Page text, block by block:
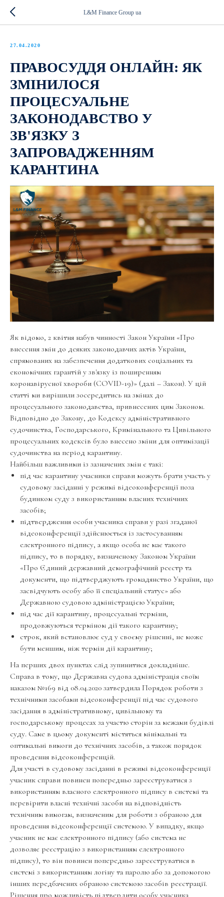
L&M Finance Group ua
27.04.2020
ПРАВОСУДДЯ ОНЛАЙН: ЯК
ЗМІНИЛОСЯ
ПРОЦЕСУАЛЬНЕ
ЗАКОНОДАВСТВО У
ЗВ'ЯЗКУ З
ЗАПРОВАДЖЕННЯМ
КАРАНТИНА
Як відомо, 2 квітня набув чинності Закон України «Про
внесення змін до деяких законодавчих актів України,
спрямованих на забезпечення додаткових соціальних та
економічних гарантій у зв'язку із поширенням
коронавірусної хвороби (COVID-19)» (далі – Закон). У цій
статті ми вирішили зосередитись на змінах до
процесуального законодавства, привнесених цим Законом.
Відповідно до Закону, до Кодексу адміністративного
судочинства, Господарського, Кримінального та Цивільного
процесуальних кодексів було внесено зміни для оптимізації
судочинства на період карантину.
Найбільш важливими із зазначених змін є такі:
під час карантину учасники справи можуть брати участь у
судовому засіданні у режимі відеоконференції поза
будинком суду з використанням власних технічних
засобів;
підтвердження особи учасника справи у разі згаданої
відеоконференції здійснюється із застосуванням
електронного підпису, а якщо особа не має такого
підпису, то в порядку, визначеному Законом України
«Про Єдиний державний демографічний реєстр та
документи, що підтверджують громадянство України, що
засвідчують особу або її спеціальний статус» або
Державною судовою адміністрацією України;
під час дії карантину, процесуальні терміни,
продовжуються терміном дії такого карантину;
строк, який встановлює суд у своєму рішенні, не може
бути меншим, ніж термін дії карантину;
На перших двох пунктах слід зупинитися докладніше.
Справа в тому, що Державна судова адміністрація своїм
наказом №169 від 08.04.2020 затвердила Порядок роботи з
технічними засобами відеоконференції під час судового
засідання в адміністративному, цивільному та
господарському процесах за участю сторін за межами будівлі
суду. Саме в цьому документі містяться мінімальні та
оптимальні вимоги до технічних засобів, а також порядок
проведення відеоконференцій.
Для участі в судовому засіданні в режимі відеоконференції
учасник справи повинен попередньо зареєструватися з
використанням власного електронного підпису в системі та
перевірити власні технічні засоби на відповідність
технічним вимогам, визначеним для роботи з обраною для
проведення відеоконференції системою. У випадку, якщо
учасник не має електронного підпису (або система не
дозволяє реєстрацію з використанням електронного
підпису), то він повинен попередньо зареєструватися в
системі з використанням логіну та паролю або за допомогою
інших передбачених обраною системою засобів реєстрації.